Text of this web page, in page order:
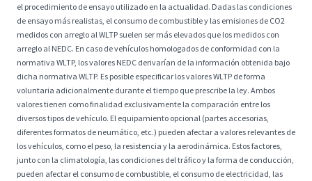
el procedimiento de ensayo utilizado en la actualidad. Dadas las condiciones
de ensayo más realistas, el consumo de combustible y las emisiones de CO2
medidos con arreglo al WLTP suelen ser más elevados que los medidos con
arreglo al NEDC. En caso de vehículos homologados de conformidad con la
normativa WLTP, los valores NEDC derivarían de la información obtenida bajo
dicha normativa WLTP. Es posible especificar los valores WLTP de forma
voluntaria adicionalmente durante el tiempo que prescribe la ley. Ambos
valores tienen como finalidad exclusivamente la comparación entre los
diversos tipos de vehículo. El equipamiento opcional (partes accesorias,
diferentes formatos de neumático, etc.) pueden afectar a valores relevantes de
los vehículos, como el peso, la resistencia y la aerodinámica. Estos factores,
junto con la climatología, las condiciones del tráfico y la forma de conducción,
pueden afectar el consumo de combustible, el consumo de electricidad, las